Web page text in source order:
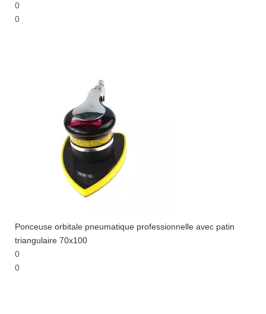
0
0
Ponceuse orbitale pneumatique professionnelle avec patin
triangulaire 70x100
0
0